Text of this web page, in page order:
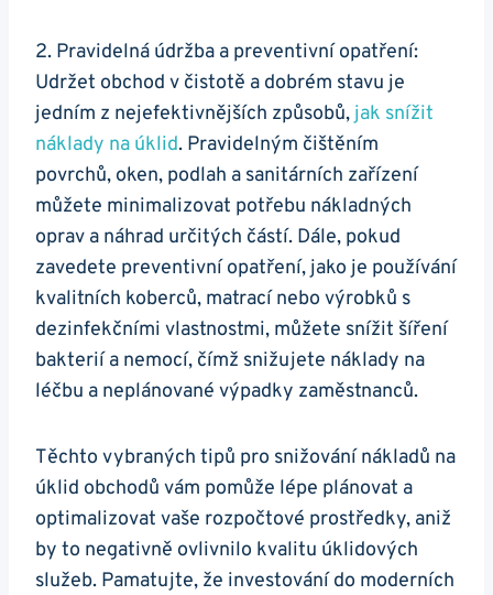
2. Pravidelná údržba a preventivní opatření:
Udržet obchod v čistotě a dobrém stavu je
jedním z nejefektivnějších způsobů, jak snížit
náklady na úklid. Pravidelným čištěním
povrchů, oken, podlah a sanitárních zařízení
můžete minimalizovat potřebu nákladných
oprav a náhrad určitých částí. Dále, pokud
zavedete preventivní opatření, jako je používání
kvalitních koberců, matrací nebo výrobků s
dezinfekčními vlastnostmi, můžete snížit šíření
bakterií a nemocí, čímž snižujete náklady na
léčbu a neplánované výpadky zaměstnanců.
Těchto vybraných tipů pro snižování nákladů na
úklid obchodů vám pomůže lépe plánovat a
optimalizovat vaše rozpočtové prostředky, aniž
by to negativně ovlivnilo kvalitu úklidových
služeb. Pamatujte, že investování do moderních